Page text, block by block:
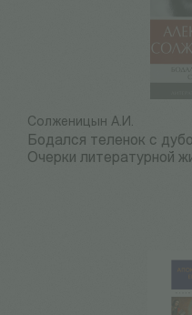
Солженицын А.И.
Бодался теленок с
Очерки литературной